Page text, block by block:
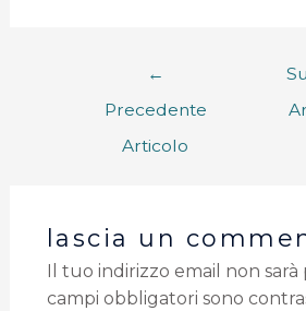
←
Precedente
Articolo
lascia un
Il tuo indirizzo email non
campi obbligatori sono